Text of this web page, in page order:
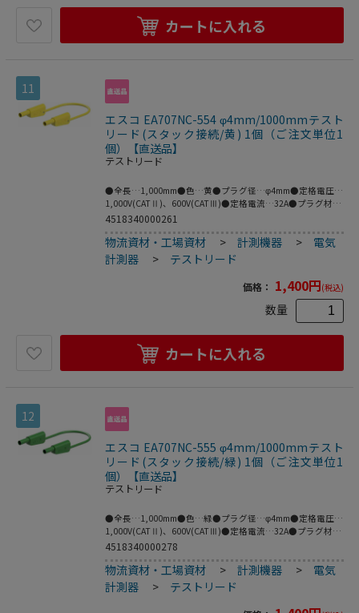
カートに入れる
11
エスコ EA707NC-554 φ4mm/1000mmテスト
リード(スタック接続/黄) 1個（ご注文単位1
個）【直送品】
テストリード
●全長…1,000mm●色…黄●プラグ径…φ4mm●定格電圧…
1,000V(CATⅡ)、600V(CATⅢ)●定格電流…32A●プラグ材
質…ニッケル●ケーブル材質…PVC●フレキシブルなケーブ
のMULTILAMプラグ付きテストリード。●※プラグとソケッ
トの両方がMULTILAMの場合は接続できません。
●MULTILAM付（ばね形状の多面接触子付）●ニッケル
（Ni）はコストが安く、挿抜耐久性が高い利点があり、主に
保守メンテナンス用途等に需要があります。●梱包サイ
4518340000261
物流資材・工場資材 >計測機器 > 電気
計測器
> テストリード
価格： 1,400円(税込)
数量
カートに入れる
12
エスコ EA707NC-555 φ4mm/1000mmテスト
リード(スタック接続/緑) 1個（ご注文単位1
個）【直送品】
テストリード
●全長…1,000mm●色…緑●プラグ径…φ4mm●定格電圧…
1,000V(CATⅡ)、600V(CATⅢ)●定格電流…32A●プラグ材
質…ニッケル●ケーブル材質…PVC●フレキシブルなケーブ
のMULTILAMプラグ付きテストリード。●※プラグとソケッ
トの両方がMULTILAMの場合は接続できません。
●MULTILAM付（ばね形状の多面接触子付）●ニッケル
（Ni）はコストが安く、挿抜耐久性が高い利点があり、主に
4518340000278
物流資材・工場資材 >計測機器 > 電気
計測器
> テストリード